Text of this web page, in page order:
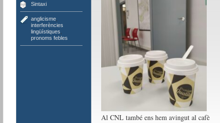
Sintaxi
anglicisme,
interferències
lingüístiques
pronoms febles
Al CNL també ens hem avingut al cafè